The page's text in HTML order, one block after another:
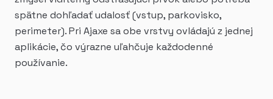
spätne dohľadať udalosť (vstup, parkovisko,
perimeter). Pri Ajaxe sa obe vrstvy ovládajú z jednej
aplikácie, čo výrazne uľahčuje každodenné
používanie.